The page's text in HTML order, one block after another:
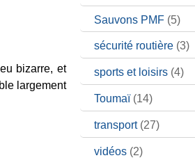
bizarre, et
largement
Sauvons PMF (5)
sécurité routière (3)
sports et loisirs (4)
Toumaï(14)
transport(27)
vidéos (2)